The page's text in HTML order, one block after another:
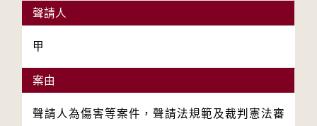
聲請人
甲
案由
聲請人為傷害等案件，聲請法規範及裁判憲法審